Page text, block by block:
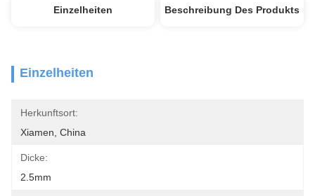
Einzelheiten Beschreibung Des Produkts
Einzelheiten
Herkunftsort:
Xiamen, China
Dicke:
2.5mm